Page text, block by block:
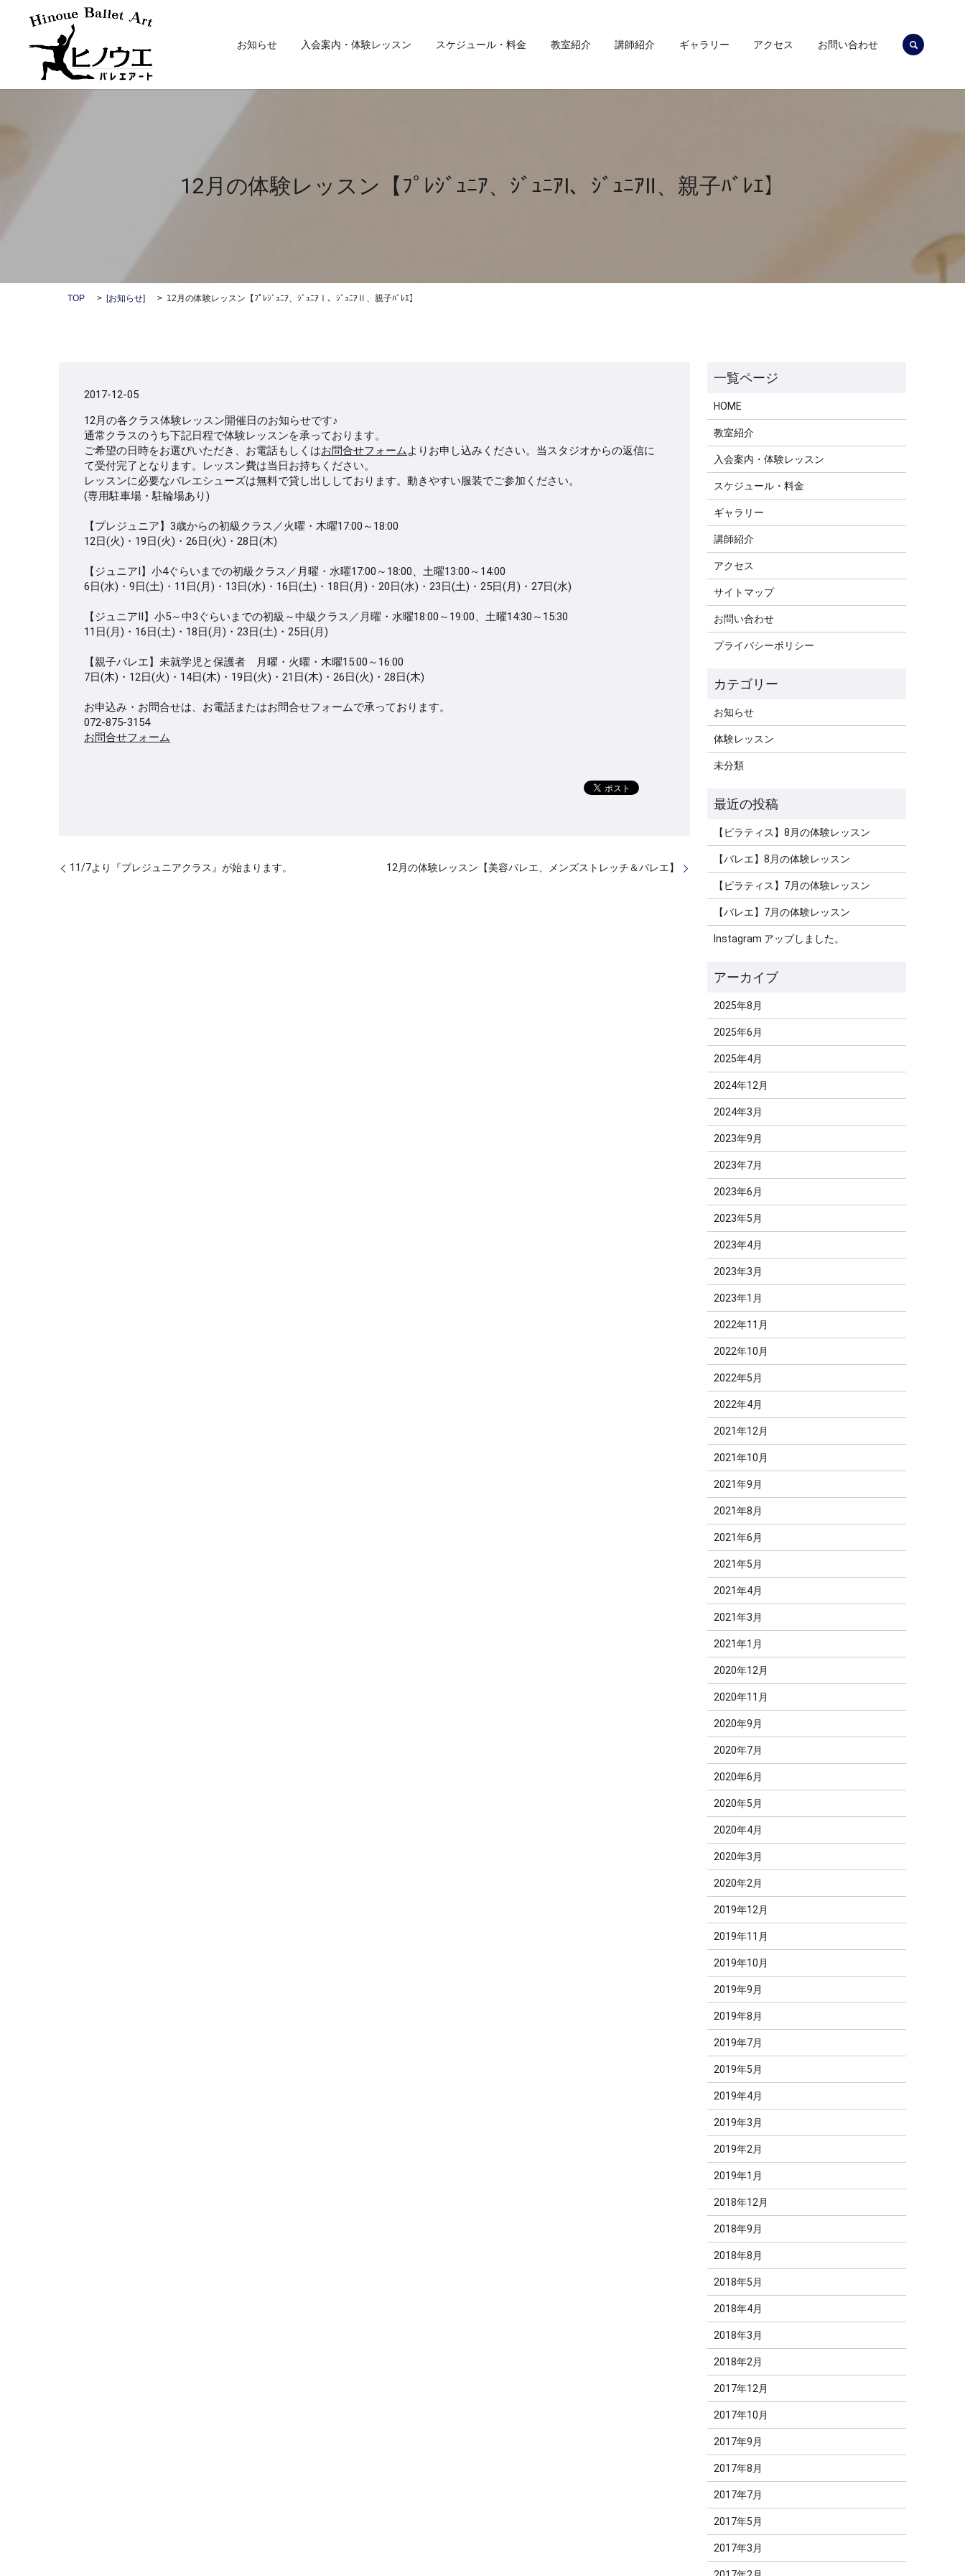
お知らせ 入会案内・体験レッスン スケジュール・料金 教室紹介 講師紹介 ギャラリー アクセス お問い合わせ search
12月の体験レッスン【ﾌﾟﾚｼﾞｭﾆｱ、ｼﾞｭﾆｱⅠ、ｼﾞｭﾆｱⅡ、親子ﾊﾞﾚｴ】
TOP [お知らせ] 12月の体験レッスン【ﾌﾟﾚｼﾞｭﾆｱ、ｼﾞｭﾆｱⅠ、ｼﾞｭﾆｱⅡ、親子ﾊﾞﾚｴ】
2017-12-05
12月の各クラス体験レッスン開催日のお知らせです♪
通常クラスのうち下記日程で体験レッスンを承っております。
ご希望の日時をお選びいただき、お電話もしくはお問合せフォームよりお申し込みください。当スタジオからの返信に
て受付完了となります。レッスン費は当日お持ちください。
レッスンに必要なバレエシューズは無料で貸し出ししております。動きやすい服装でご参加ください。
(専用駐車場・駐輪場あり)
【プレジュニア】3歳からの初級クラス／火曜・木曜17:00～18:00
12日(火)・19日(火)・26日(火)・28日(木)
【ジュニアⅠ】小4ぐらいまでの初級クラス／月曜・水曜17:00～18:00、土曜13:00～14:00
6日(水)・9日(土)・11日(月)・13日(水)・16日(土)・18日(月)・20日(水)・23日(土)・25日(月)・27日(水)
【ジュニアⅡ】小5～中3ぐらいまでの初級～中級クラス／月曜・水曜18:00～19:00、土曜14:30～15:30
11日(月)・16日(土)・18日(月)・23日(土)・25日(月)
【親子バレエ】未就学児と保護者 月曜・火曜・木曜15:00～16:00
7日(木)・12日(火)・14日(木)・19日(火)・21日(木)・26日(火)・28日(木)
お申込み・お問合せは、お電話またはお問合せフォームで承っております。
072-875-3154
お問合せフォーム
11/7より『プレジュニアクラス』が始まります。 12月の体験レッスン【美容バレエ、メンズストレッチ＆バレエ】
HOME
教室紹介
入会案内・体験レッスン
スケジュール・料金
ギャラリー
講師紹介
アクセス
サイトマップ
お問い合わせ
プライバシーポリシー
お知らせ
体験レッスン
未分類
【ピラティス】8月の体験レッスン
【バレエ】8月の体験レッスン
【ピラティス】7月の体験レッスン
【バレエ】7月の体験レッスン
Instagram アップしました。
2025年8月
2025年6月
2025年4月
2024年12月
2024年3月
2023年9月
2023年7月
2023年6月
2023年5月
2023年4月
2023年3月
2023年1月
2022年11月
2022年10月
2022年5月
2022年4月
2021年12月
2021年10月
2021年9月
2021年8月
2021年6月
2021年5月
2021年4月
2021年3月
2021年1月
2020年12月
2020年11月
2020年9月
2020年7月
2020年6月
2020年5月
2020年4月
2020年3月
2020年2月
2019年12月
2019年11月
2019年10月
2019年9月
2019年8月
2019年7月
2019年5月
2019年4月
2019年3月
2019年2月
2019年1月
2018年12月
2018年9月
2018年8月
2018年5月
2018年4月
2018年3月
2018年2月
2017年12月
2017年10月
2017年9月
2017年8月
2017年7月
2017年5月
2017年3月